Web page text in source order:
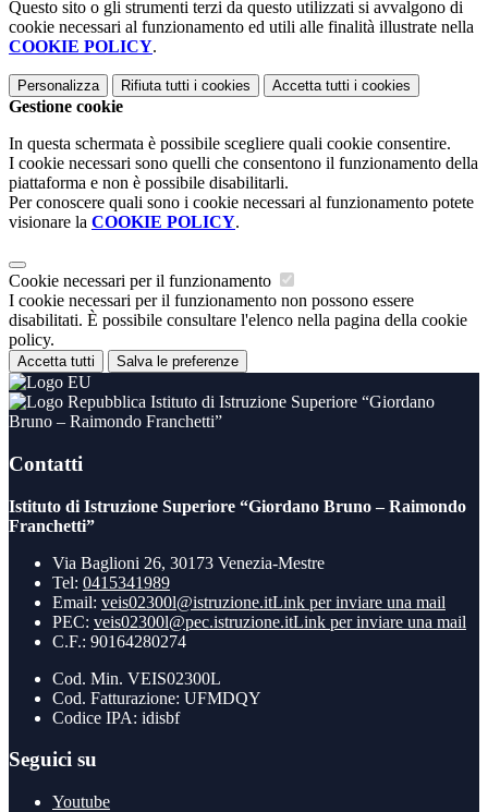
Questo sito o gli strumenti terzi da questo utilizzati si avvalgono di
cookie necessari al funzionamento ed utili alle finalità illustrate nella
COOKIE POLICY.
Personalizza Rifiuta tutti i cookies Accetta tutti i cookies
Gestione cookie
In questa schermata è possibile scegliere quali cookie consentire.
I cookie necessari sono quelli che consentono il funzionamento della
piattaforma e non è possibile disabilitarli.
Per conoscere quali sono i cookie necessari al funzionamento potete
visionare la COOKIE POLICY.
Cookie necessari per il funzionamento
I cookie necessari per il funzionamento non possono essere
disabilitati. È possibile consultare l'elenco nella pagina della cookie
policy.
Accetta tutti Salva le preferenze
Istituto di Istruzione Superiore “Giordano
Bruno – Raimondo Franchetti”
Contatti
Istituto di Istruzione Superiore “Giordano Bruno – Raimondo
Franchetti”
Via Baglioni 26, 30173 Venezia-Mestre
Tel: 0415341989
Email: veis02300l@istruzione.itLink per inviare una mail
PEC: veis02300l@pec.istruzione.itLink per inviare una mail
C.F.: 90164280274
Cod. Min. VEIS02300L
Cod. Fatturazione: UFMDQY
Codice IPA: idisbf
Seguici su
Youtube